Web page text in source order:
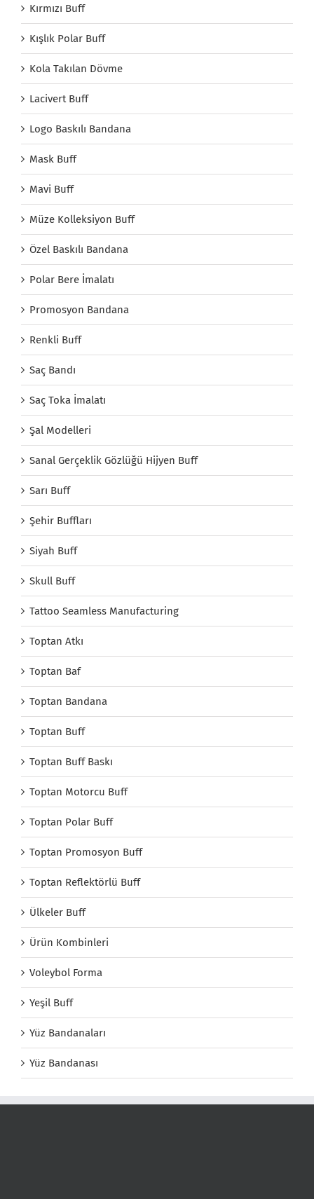
Kırmızı Buff
Kışlık Polar Buff
Kola Takılan Dövme
Lacivert Buff
Logo Baskılı Bandana
Mask Buff
Mavi Buff
Müze Kolleksiyon Buff
Özel Baskılı Bandana
Polar Bere İmalatı
Promosyon Bandana
Renkli Buff
Saç Bandı
Saç Toka İmalatı
Şal Modelleri
Sanal Gerçeklik Gözlüğü Hijyen Buff
Sarı Buff
Şehir Buffları
Siyah Buff
Skull Buff
Tattoo Seamless Manufacturing
Toptan Atkı
Toptan Baf
Toptan Bandana
Toptan Buff
Toptan Buff Baskı
Toptan Motorcu Buff
Toptan Polar Buff
Toptan Promosyon Buff
Toptan Reflektörlü Buff
Ülkeler Buff
Ürün Kombinleri
Voleybol Forma
Yeşil Buff
Yüz Bandanaları
Yüz Bandanası